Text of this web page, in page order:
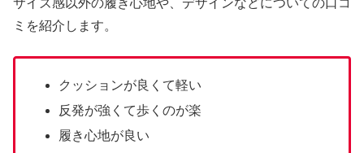
サイズ感以外の履き心地や、デザインなどについての口コ
ミを紹介します。
クッションが良くて軽い
反発が強くて歩くのが楽
履き心地が良い